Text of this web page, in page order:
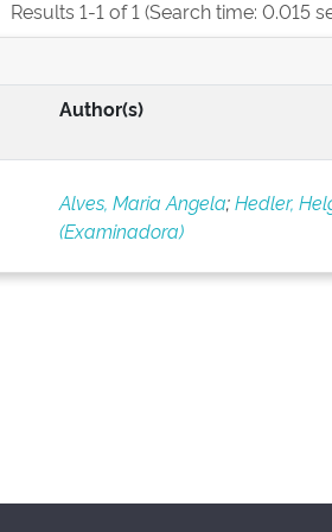
Results 1-1 of 1 (Search time: 0.015
Author(s)
Alves, Maria Angela;Hedler,
(Examinadora)